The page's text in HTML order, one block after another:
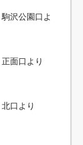
沢公園口よ
面口より
北口より